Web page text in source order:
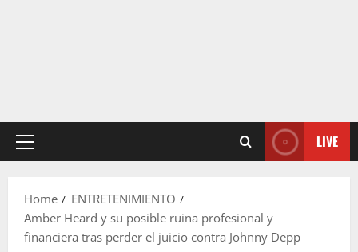
Primary
LIVE
Home
ENTRETENIMIENTO
Amber Heard y su posible ruina profesional y
financiera tras perder el juicio contra Johnny Depp